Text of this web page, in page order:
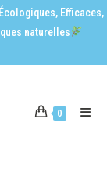
Efficaces,
naturelles
0